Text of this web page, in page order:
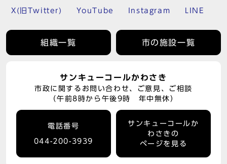
X(旧Twitter) YouTube Instagram LINE
組織一覧 市の施設一覧
サンキューコールかわさき
市政に関するお問い合わせ、ご意見、ご相談
（午前8時から午後9時 年中無休）
電話番号
044-200-3939
サンキューコールか
わさきの
ページを見る